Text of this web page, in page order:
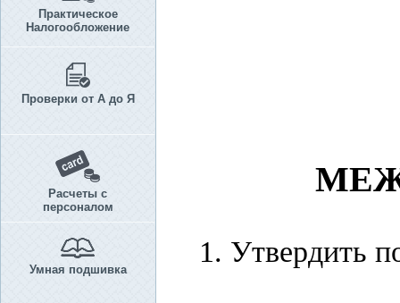
Практическое
Налогообложение
Проверки от А до Я
Расчеты с
персоналом
Умная подшивка
1. Утвердить